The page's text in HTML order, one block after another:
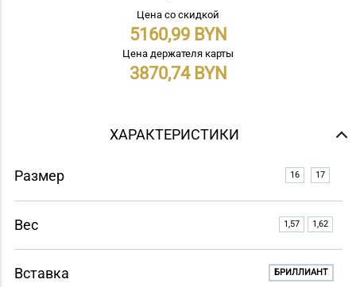
Цена со скидкой
5160,99
Цена держателя карты
3870,74
ХАРАКТЕРИСТИКИ
Размер 16 17
Вес 1,57 1,62
Вставка БРИЛЛИАНТ